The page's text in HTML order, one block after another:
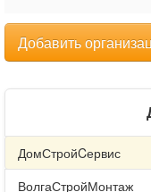
Добавить
ДомСтройCервис
ВолгаСтройМонтаж